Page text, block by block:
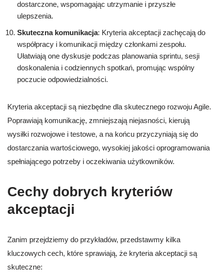
dostarczone, wspomagając utrzymanie i przyszłe
ulepszenia.
Skuteczna komunikacja: Kryteria akceptacji zachęcają do
współpracy i komunikacji między członkami zespołu.
Ułatwiają one dyskusje podczas planowania sprintu, sesji
doskonalenia i codziennych spotkań, promując wspólny
poczucie odpowiedzialności.
Kryteria akceptacji są niezbędne dla skutecznego rozwoju Agile.
Poprawiają komunikację, zmniejszają niejasności, kierują
wysiłki rozwojowe i testowe, a na końcu przyczyniają się do
dostarczania wartościowego, wysokiej jakości oprogramowania
spełniającego potrzeby i oczekiwania użytkowników.
Cechy dobrych kryteriów
akceptacji
Zanim przejdziemy do przykładów, przedstawmy kilka
kluczowych cech, które sprawiają, że kryteria akceptacji są
skuteczne: